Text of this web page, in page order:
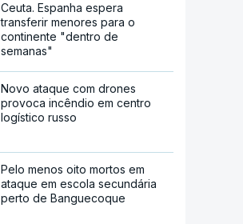
Ceuta. Espanha espera
transferir menores para o
continente "dentro de
semanas"
Novo ataque com drones
provoca incêndio em centro
logístico russo
Pelo menos oito mortos em
ataque em escola secundária
perto de Banguecoque